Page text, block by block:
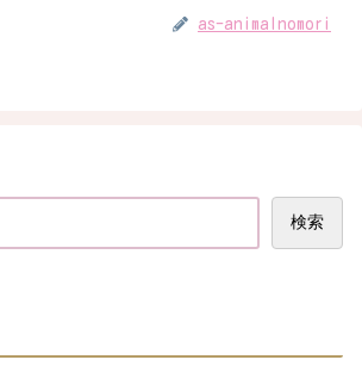
as-animalnomori
検索